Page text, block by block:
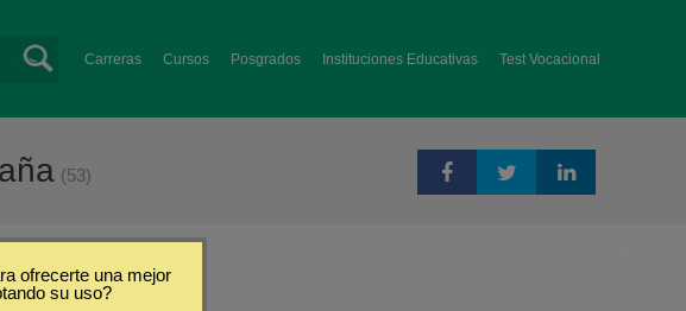
Carreras Cursos Posgrados Instituciones Educativas Test Vocacional
(53)
ofrecerte una mejor
su uso?